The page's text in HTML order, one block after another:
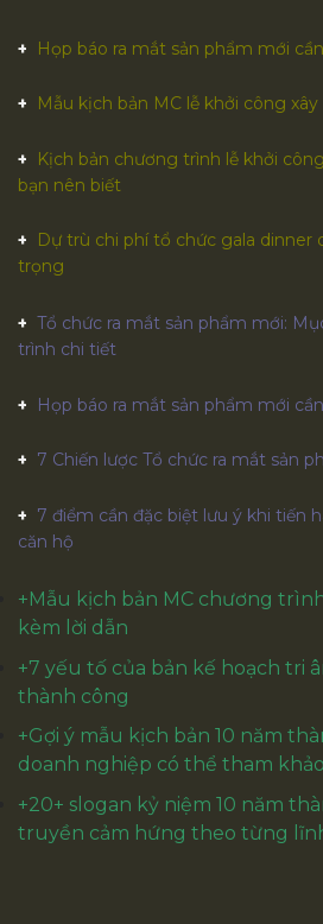
Họp báo ra mắt sản phẩm mới
Mẫu kịch bản MC lễ khởi công
Kịch bản chương trình lễ khởi
bạn nên biết
Dự trù chi phí tổ chức gala dinner
trọng
Tổ chức ra mắt sản phẩm mới:
trình chi tiết
Họp báo ra mắt sản phẩm mới
7 Chiến lược Tổ chức ra mắt sản
7 điểm cần đặc biệt lưu ý khi tiến
căn hộ
+Mẫu kịch bản MC chương
kèm lời dẫn
+7 yếu tố của bản kế hoạch tri
thành công
+Gợi ý mẫu kịch bản 10 năm
doanh nghiệp có thể tham khảo
+20+ slogan kỷ niệm 10 năm
truyền cảm hứng theo từng